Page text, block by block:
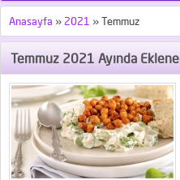
Anasayfa » 2021 »Temmuz
Temmuz 2021 Ayında